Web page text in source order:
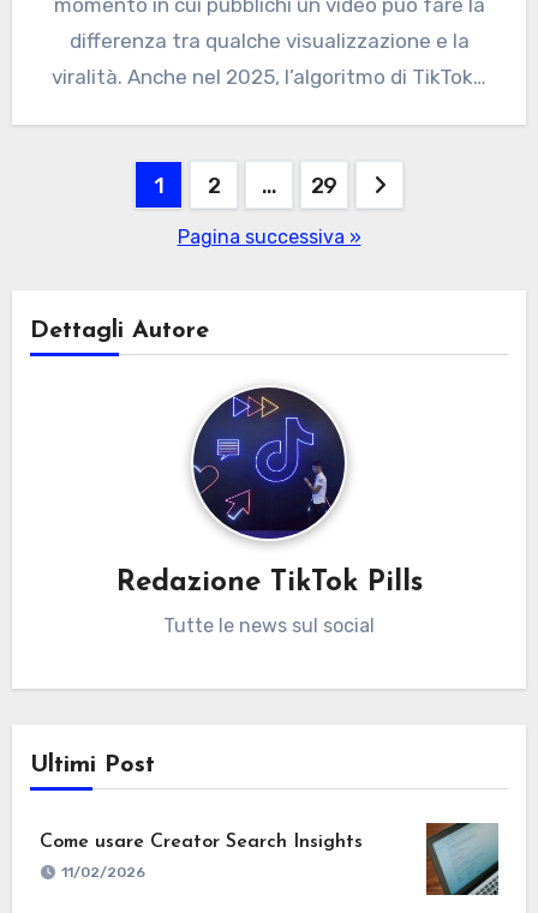
differenza tra qualche visualizzazione e la
viralità. Anche nel 2025, l’algoritmo di TikTok…
Paginazione
1 2 … 29
Pagina successiva »
Dettagli Autore
Redazione TikTok Pills
Tutte le news sul social
Ultimi Post
Come usare Creator Search Insights
11/02/2026